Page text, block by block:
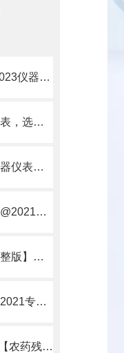
测土壤干湿度的仪器是什么·2023仪器仪表·云唐土壤干湿度检测仪器设备
买土壤腐蚀速度测定仪仪器仪表，选【云唐新款】土壤腐蚀速度测定仪
买数显植物水分状况测定仪仪器仪表，就来山东云唐精品货源
测土配方施肥仪@【完整版】@2021专业测土配方施肥仪器仪表
全自动食品安全检测仪@【完整版】@2021专业全自动食品检测仪器仪表
叶绿素检测仪@【完整版】@2021专业叶绿素检测仪器仪表
农药残留快速检测仪@_2021【农药残留检测仪器仪表DE原理】